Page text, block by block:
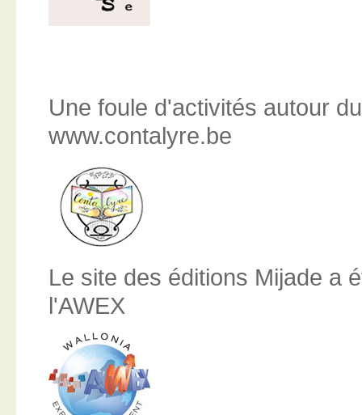
Une foule d'activités autour
www.contalyre.be
Le site des éditions Mijade a
l'AWEX